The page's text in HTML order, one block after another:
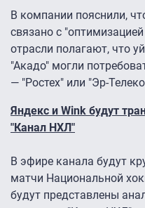
В компании пояснили,
связано с
отрасли полагают, что
"Акадо" могли
— "Ростех" или "Эр-
Яндекс и Wink будут
"Канал НХЛ"
В эфире канала будут
матчи Национальной
будут представлены